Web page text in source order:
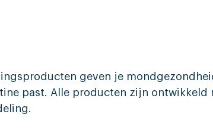
geven je
past. Alle producten zijn ontwikkeld